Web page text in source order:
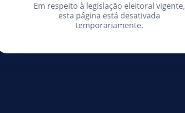
Em respeito à legislação eleitoral vigente,
esta página está desativada
temporariamente.